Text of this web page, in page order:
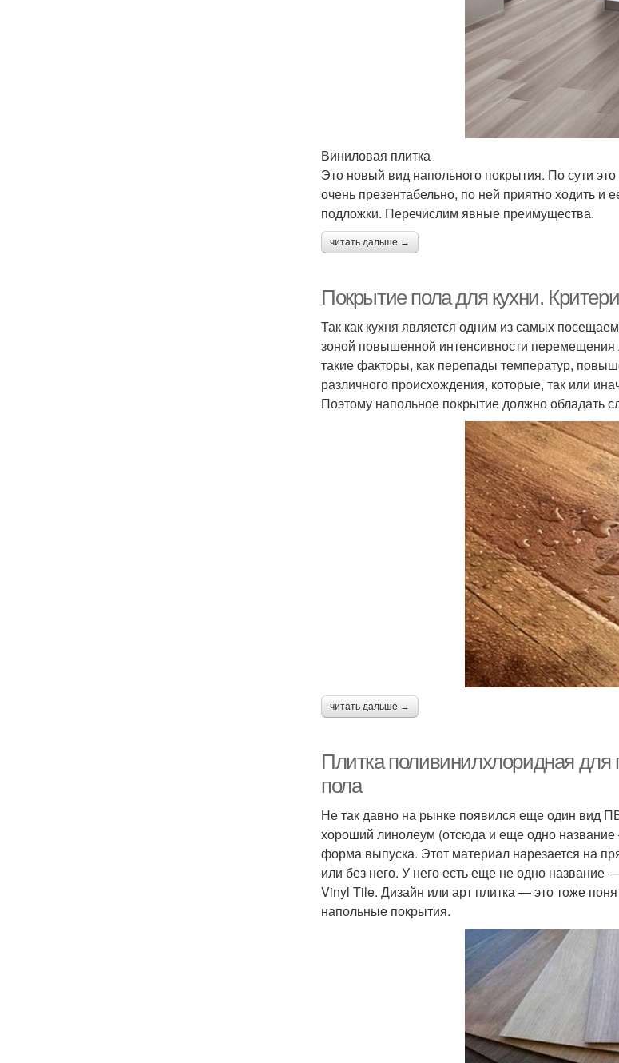
Виниловая плитка
Это новый вид напольного покрытия. По сути
очень презентабельно, по ней приятно ходить и
подложки. Перечислим явные преимущества.
читать дальше →
Покрытие пола для кухни.
Так как кухня является одним из самых
зоной повышенной интенсивности
такие факторы, как перепады температур,
различного происхождения, которые, так или
Поэтому напольное покрытие должно обладать
читать дальше →
Плитка поливинилхлоридная
пола
Не так давно на рынке появился еще один вид
хороший линолеум (отсюда и еще одно название
форма выпуска. Этот материал нарезается на
или без него. У него есть еще не одно
Vinyl Tile. Дизайн или арт плитка — это тоже
напольные покрытия.